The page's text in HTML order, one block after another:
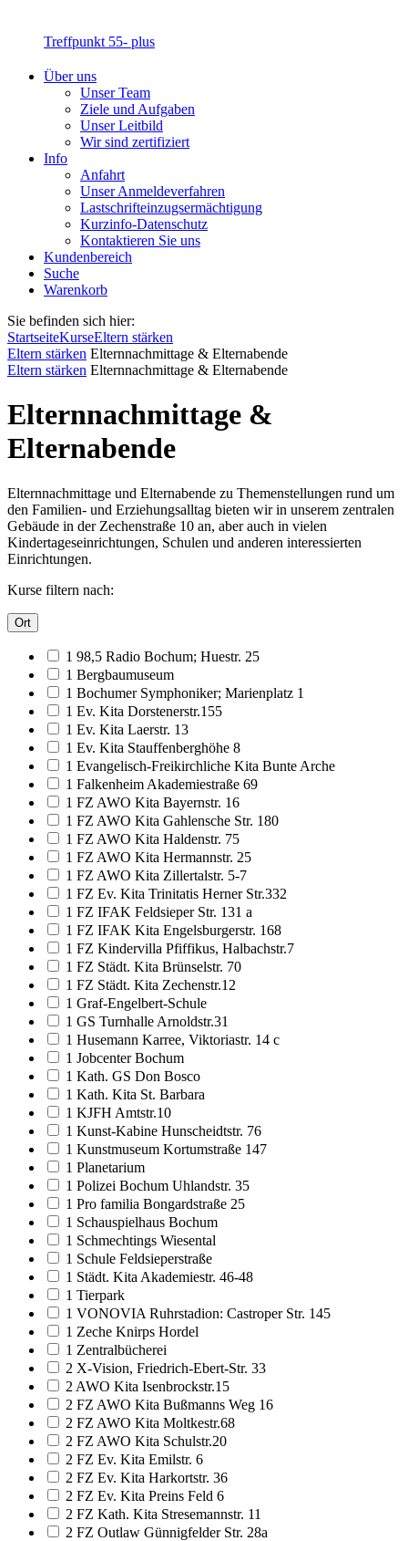
Treffpunkt 55- plus
Über uns
Unser Team
Ziele und Aufgaben
Unser Leitbild
Wir sind zertifiziert
Info
Anfahrt
Unser Anmeldeverfahren
Lastschrifteinzugsermächtigung
Kurzinfo-Datenschutz
Kontaktieren Sie uns
Kundenbereich
Suche
Warenkorb
Sie befinden sich hier:
StartseiteKurseEltern stärken
Eltern stärken Elternnachmittage & Elternabende
Eltern stärken Elternnachmittage & Elternabende
Elternnachmittage &
Elternabende
Elternnachmittage und Elternabende zu Themenstellungen rund um
den Familien- und Erziehungsalltag bieten wir in unserem zentralen
Gebäude in der Zechenstraße 10 an, aber auch in vielen
Kindertageseinrichtungen, Schulen und anderen interessierten
Einrichtungen.
Kurse filtern nach:
Ort
1 98,5 Radio Bochum; Huestr. 25
1 Bergbaumuseum
1 Bochumer Symphoniker; Marienplatz 1
1 Ev. Kita Dorstenerstr.155
1 Ev. Kita Laerstr. 13
1 Ev. Kita Stauffenberghöhe 8
1 Evangelisch-Freikirchliche Kita Bunte Arche
1 Falkenheim Akademiestraße 69
1 FZ AWO Kita Bayernstr. 16
1 FZ AWO Kita Gahlensche Str. 180
1 FZ AWO Kita Haldenstr. 75
1 FZ AWO Kita Hermannstr. 25
1 FZ AWO Kita Zillertalstr. 5-7
1 FZ Ev. Kita Trinitatis Herner Str.332
1 FZ IFAK Feldsieper Str. 131 a
1 FZ IFAK Kita Engelsburgerstr. 168
1 FZ Kindervilla Pfiffikus, Halbachstr.7
1 FZ Städt. Kita Brünselstr. 70
1 FZ Städt. Kita Zechenstr.12
1 Graf-Engelbert-Schule
1 GS Turnhalle Arnoldstr.31
1 Husemann Karree, Viktoriastr. 14 c
1 Jobcenter Bochum
1 Kath. GS Don Bosco
1 Kath. Kita St. Barbara
1 KJFH Amtstr.10
1 Kunst-Kabine Hunscheidtstr. 76
1 Kunstmuseum Kortumstraße 147
1 Planetarium
1 Polizei Bochum Uhlandstr. 35
1 Pro familia Bongardstraße 25
1 Schauspielhaus Bochum
1 Schmechtings Wiesental
1 Schule Feldsieperstraße
1 Städt. Kita Akademiestr. 46-48
1 Tierpark
1 VONOVIA Ruhrstadion: Castroper Str. 145
1 Zeche Knirps Hordel
1 Zentralbücherei
2 X-Vision, Friedrich-Ebert-Str. 33
2 AWO Kita Isenbrockstr.15
2 FZ AWO Kita Bußmanns Weg 16
2 FZ AWO Kita Moltkestr.68
2 FZ AWO Kita Schulstr.20
2 FZ Ev. Kita Emilstr. 6
2 FZ Ev. Kita Harkortstr. 36
2 FZ Ev. Kita Preins Feld 6
2 FZ Kath. Kita Stresemannstr. 11
2 FZ Outlaw Günnigfelder Str. 28a